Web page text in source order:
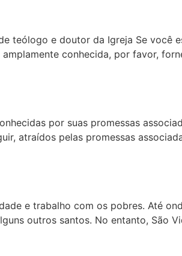
teólogo e doutor da Igreja Se você
conhecida, por favor,
por suas promessas
atraídos pelas promessas
e trabalho com os pobres. Até
outros santos. No entanto, São